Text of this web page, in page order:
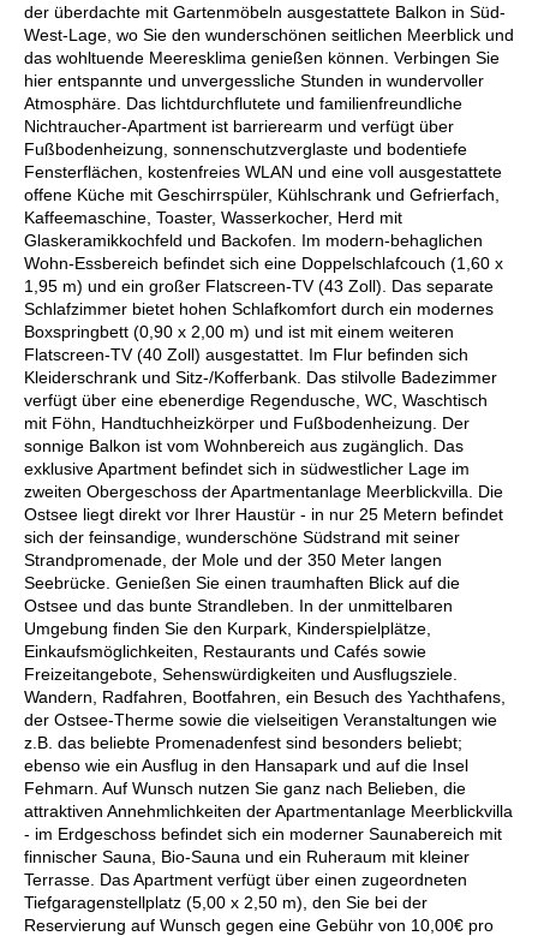
der überdachte mit Gartenmöbeln ausgestattete Balkon in Süd-
West-Lage, wo Sie den wunderschönen seitlichen Meerblick und
das wohltuende Meeresklima genießen können. Verbingen Sie
hier entspannte und unvergessliche Stunden in wundervoller
Atmosphäre. Das lichtdurchflutete und familienfreundliche
Nichtraucher-Apartment ist barrierearm und verfügt über
Fußbodenheizung, sonnenschutzverglaste und bodentiefe
Fensterflächen, kostenfreies WLAN und eine voll ausgestattete
offene Küche mit Geschirrspüler, Kühlschrank und Gefrierfach,
Kaffeemaschine, Toaster, Wasserkocher, Herd mit
Glaskeramikkochfeld und Backofen. Im modern-behaglichen
Wohn-Essbereich befindet sich eine Doppelschlafcouch (1,60 x
1,95 m) und ein großer Flatscreen-TV (43 Zoll). Das separate
Schlafzimmer bietet hohen Schlafkomfort durch ein modernes
Boxspringbett (0,90 x 2,00 m) und ist mit einem weiteren
Flatscreen-TV (40 Zoll) ausgestattet. Im Flur befinden sich
Kleiderschrank und Sitz-/Kofferbank. Das stilvolle Badezimmer
verfügt über eine ebenerdige Regendusche, WC, Waschtisch
mit Föhn, Handtuchheizkörper und Fußbodenheizung. Der
sonnige Balkon ist vom Wohnbereich aus zugänglich. Das
exklusive Apartment befindet sich in südwestlicher Lage im
zweiten Obergeschoss der Apartmentanlage Meerblickvilla. Die
Ostsee liegt direkt vor Ihrer Haustür - in nur 25 Metern befindet
sich der feinsandige, wunderschöne Südstrand mit seiner
Strandpromenade, der Mole und der 350 Meter langen
Seebrücke. Genießen Sie einen traumhaften Blick auf die
Ostsee und das bunte Strandleben. In der unmittelbaren
Umgebung finden Sie den Kurpark, Kinderspielplätze,
Einkaufsmöglichkeiten, Restaurants und Cafés sowie
Freizeitangebote, Sehenswürdigkeiten und Ausflugsziele.
Wandern, Radfahren, Bootfahren, ein Besuch des Yachthafens,
der Ostsee-Therme sowie die vielseitigen Veranstaltungen wie
z.B. das beliebte Promenadenfest sind besonders beliebt;
ebenso wie ein Ausflug in den Hansapark und auf die Insel
Fehmarn. Auf Wunsch nutzen Sie ganz nach Belieben, die
attraktiven Annehmlichkeiten der Apartmentanlage Meerblickvilla
- im Erdgeschoss befindet sich ein moderner Saunabereich mit
finnischer Sauna, Bio-Sauna und ein Ruheraum mit kleiner
Terrasse. Das Apartment verfügt über einen zugeordneten
Tiefgaragenstellplatz (5,00 x 2,50 m), den Sie bei der
Reservierung auf Wunsch gegen eine Gebühr von 10,00€ pro